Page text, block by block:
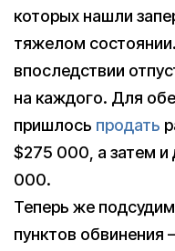
которых нашли
тяжелом
впоследствии
на каждого. Для
пришлось продать
$275 000, а затем и
000.
Теперь же
пунктов обвинения